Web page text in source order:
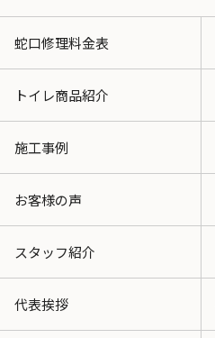
蛇口修理料金表
トイレ商品紹介
施工事例
お客様の声
スタッフ紹介
代表挨拶